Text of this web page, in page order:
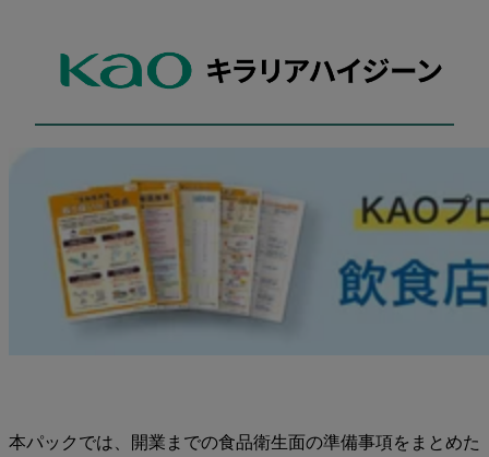
本パックでは、開業までの食品衛生面の準備事項をまとめた